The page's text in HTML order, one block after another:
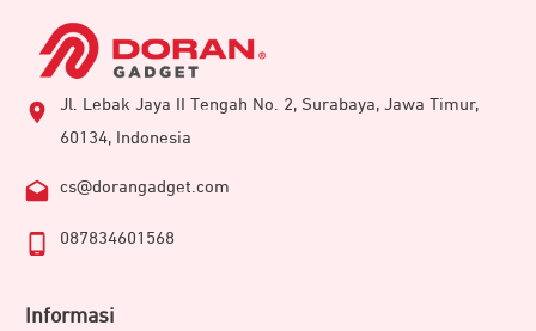
Jl. Lebak Jaya II Tengah No. 2, Surabaya, Jawa Timur,
60134, Indonesia
cs@dorangadget.com
087834601568
Informasi